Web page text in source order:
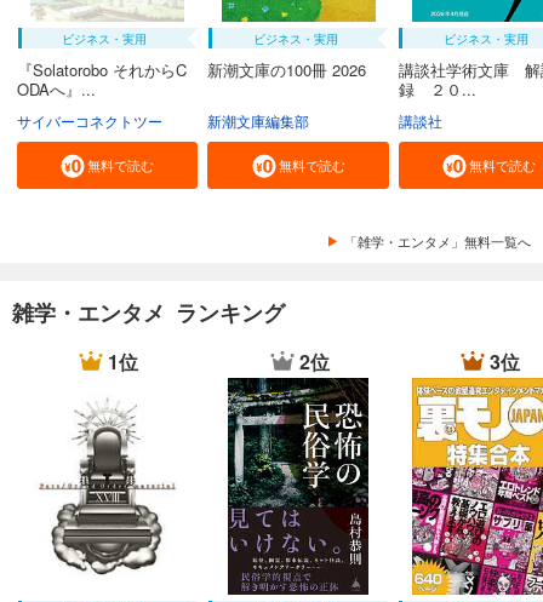
ビジネス・実用
『Solatorobo それからC
ODAへ』...
サイバーコネクトツー
無料で読む
ビジネス・実用
新潮文庫の100冊 2026
新潮文庫編集部
無料で読む
ビジネス・実用
講談社学術文庫 解
録 ２０...
講談社
無料で読む
「雑学・エンタメ」無料一覧へ
雑学・エンタメ ランキング
1位 2位 3位